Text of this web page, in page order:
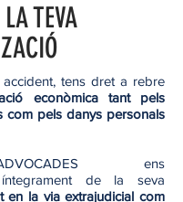
TEVA
tens dret a rebre
econòmica tant pels
com pels danys personals
ens
íntegrament de la seva
en la via extrajudicial com